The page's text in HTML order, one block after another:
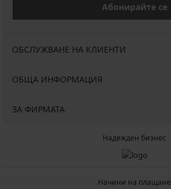
Абонирайте се
ОБСЛУЖВАНЕ НА КЛИЕНТИ
ОБЩА ИНФОРМАЦИЯ
ЗА ФИРМАТА
Надежден бизнес
Начини на плащане